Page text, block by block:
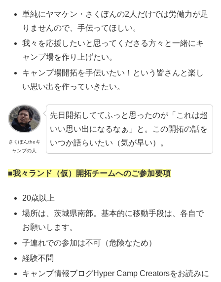
単純にヤマケン・さくぽんの2人だけでは労働力が足
りませんので、手伝ってほしい。
我々を応援したいと思ってくださる方々と一緒にキ
ャンプ場を作り上げたい。
キャンプ場開拓を手伝いたい！という皆さんと楽し
い思い出を作っていきたい。
さくぽんtheキ
ャンプの人
先日開拓しててふっと思ったのが「これは超
いい思い出になるなぁ」と。この開拓の話を
いつか語らいたい（気が早い）。
■我々ランド（仮）開拓チームへのご参加要項
20歳以上
場所は、茨城県南部。基本的に移動手段は、各自で
お願いします。
子連れでの参加は不可（危険なため）
経験不問
キャンプ情報ブログHyper Camp Creatorsをお読みに